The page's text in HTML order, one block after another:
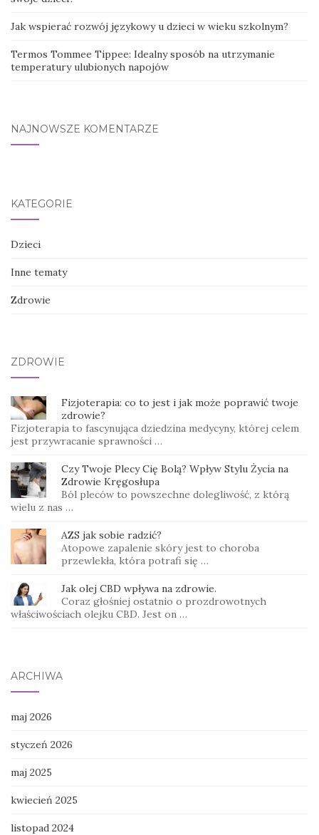
Jak wspierać rozwój językowy u dzieci w wieku szkolnym?
Termos Tommee Tippee: Idealny sposób na utrzymanie
temperatury ulubionych napojów
NAJNOWSZE KOMENTARZE
KATEGORIE
Dzieci
Inne tematy
Zdrowie
ZDROWIE
Fizjoterapia: co to jest i jak może poprawić twoje
zdrowie?
Fizjoterapia to fascynująca dziedzina medycyny, której celem
jest przywracanie sprawności …
Czy Twoje Plecy Cię Bolą? Wpływ Stylu Życia na
Zdrowie Kręgosłupa
Ból pleców to powszechne dolegliwość, z którą
wielu z nas …
AZS jak sobie radzić?
Atopowe zapalenie skóry jest to choroba
przewlekła, która potrafi się …
Jak olej CBD wpływa na zdrowie.
Coraz głośniej ostatnio o prozdrowotnych
właściwościach olejku CBD. Jest on …
ARCHIWA
maj 2026
styczeń 2026
maj 2025
kwiecień 2025
listopad 2024